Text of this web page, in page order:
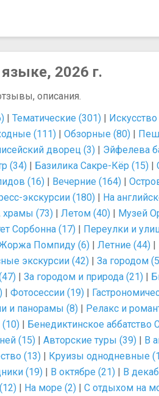
2026 г.
описания.
| Тематические (301) |
(111) | Обзорные (80) |
дворец (3) | Эйфелева
(34) | Базилика Сакре-Кёр (15) |
(16) | Вечерние (164) |
экскурсии (180) | На
храмы (73) | Летом (40) | Музей
Сорбонна (17) | Переулки и
Помпиду (6) | Летние (44) |
экскурсии (42) | За городом
| За городом и природа (21) |
| Фотосессии (19) |
и панорамы (8) | Релакс и
| Бенедиктинское аббатство
(15) | Авторские туры (39) | В
(13) | Круизы однодневные
(19) | В октябре (21) | В
| На море (2) | С отдыхом на